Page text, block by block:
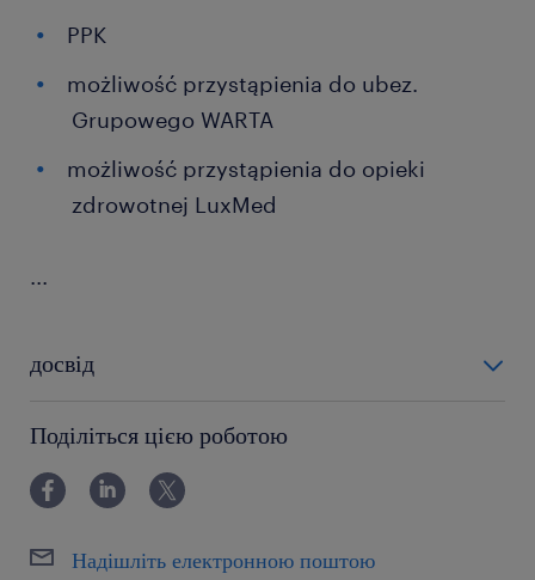
PPK
możliwość przystąpienia do ubez.
Grupowego WARTA
możliwość przystąpienia do opieki
zdrowotnej LuxMed
...
досвід
Поділіться цією роботою
Надішліть електронною поштою